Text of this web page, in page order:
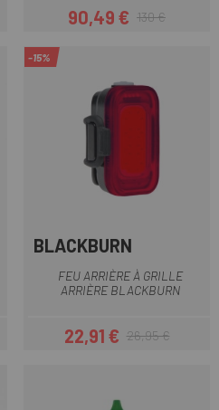
Prix
90,49 €Prix habituel
130 €
-15%
BLACKBURN
FEU ARRIÈRE À GRILLE
ARRIÈRE BLACKBURN
Prix
22,91 €Prix habituel
26,95 €